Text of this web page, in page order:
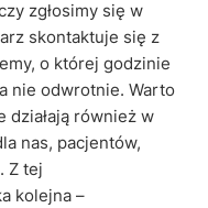
zgłosimy się w
skontaktuje się z
o której godzinie
nie odwrotnie. Warto
również w
nas, pacjentów,
Z tej
kolejna –